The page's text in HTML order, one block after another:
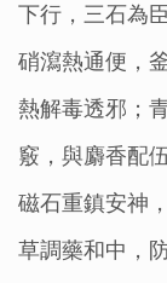
下行，三石為
硝瀉熱通便，
熱解毒透邪；
竅，與麝香配
磁石重鎮安神
草調藥和中，